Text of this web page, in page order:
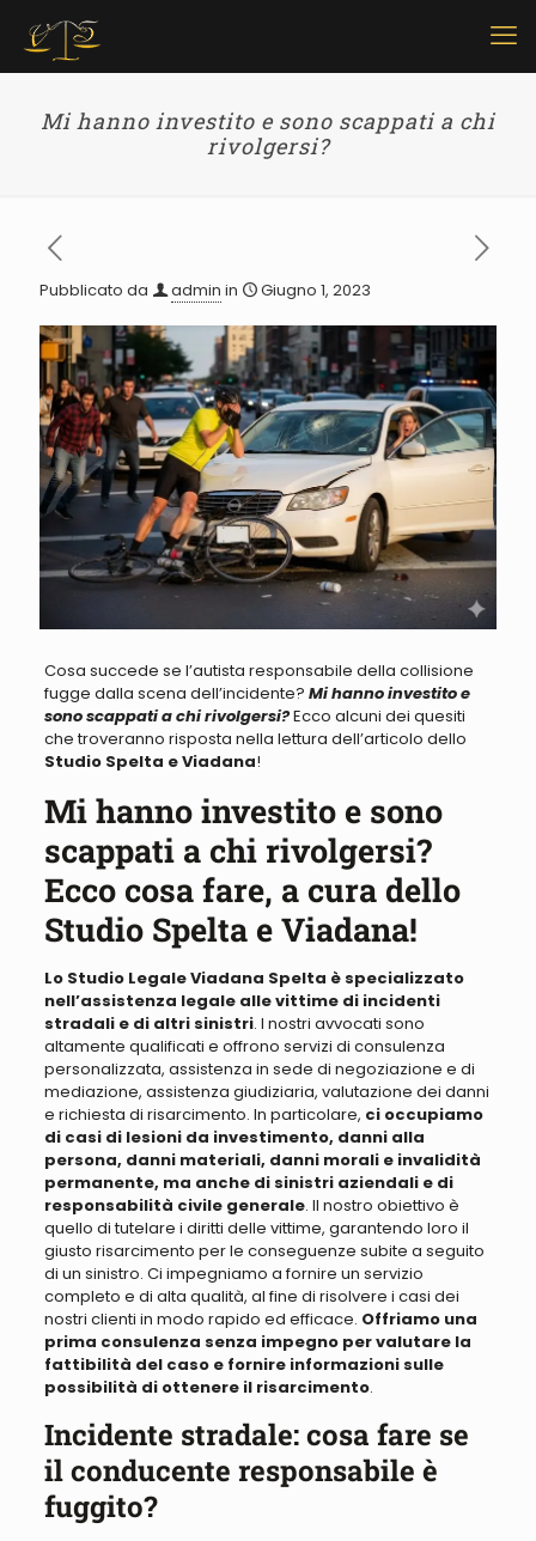
Mi hanno investito e sono scappati a chi
rivolgersi?
Pubblicato da admin in Giugno 1, 2023
Cosa succede se l’autista responsabile della collisione
fugge dalla scena dell’incidente? Mi hanno investito e
sono scappati a chi rivolgersi?Ecco alcuni dei quesiti
che troveranno risposta nella lettura dell’articolo dello
Studio Spelta e Viadana!
Mi hanno investito e sono
scappati a chi rivolgersi?
Ecco cosa fare, a cura dello
Studio Spelta e Viadana!
Lo Studio Legale Viadana Spelta è specializzato
nell’assistenza legale alle vittime di incidenti
stradali e di altri sinistri. I nostri avvocati sono
altamente qualificati e offrono servizi di consulenza
personalizzata, assistenza in sede di negoziazione e di
mediazione, assistenza giudiziaria, valutazione dei danni
e richiesta di risarcimento. In particolare, ci occupiamo
di casi di lesioni da investimento, danni alla
persona, danni materiali, danni morali e invalidità
permanente, ma anche di sinistri aziendali e di
responsabilità civile generale. Il nostro obiettivo è
quello di tutelare i diritti delle vittime, garantendo loro il
giusto risarcimento per le conseguenze subite a seguito
di un sinistro. Ci impegniamo a fornire un servizio
completo e di alta qualità, al fine di risolvere i casi dei
nostri clienti in modo rapido ed efficace. Offriamo una
prima consulenza senza impegno per valutare la
fattibilità del caso e fornire informazioni sulle
possibilità di ottenere il risarcimento.
Incidente stradale: cosa fare se
il conducente responsabile è
fuggito?